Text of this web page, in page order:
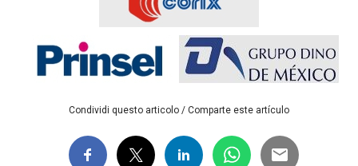
Condividi questo articolo / Comparte este artículo